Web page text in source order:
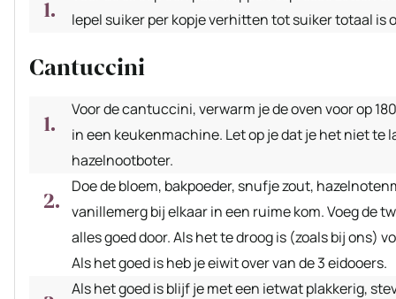
lepel suiker per kopje verhitten tot suiker totaal is
Cantuccini
Voor de cantuccini, verwarm je de oven voor op
in een keukenmachine. Let op je dat je het niet te
hazelnootboter.
Doe de bloem, bakpoeder, snufje zout,
vanillemerg bij elkaar in een ruime kom. Voeg de
alles goed door. Als het te droog is (zoals bij ons)
Als het goed is heb je eiwit over van de 3 eidooers.
Als het goed is blijf je met een ietwat plakkerig,